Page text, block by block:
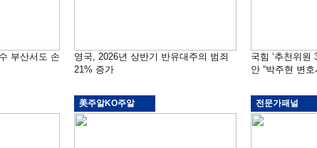
부산서도 손
영국, 2026년 상반기 반유대주의 범죄
21% 증가
국힘 ‘추천위원
안 “박주현 변
美주알KO주알 전문가패널